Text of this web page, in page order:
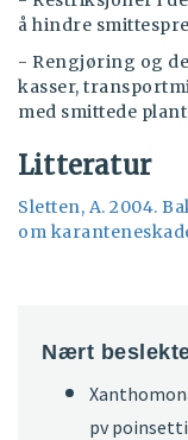
å hindre
- Rengjøring og
kasser,
med smittede
Litteratur
Sletten, A. 2004.
om
Nært
pv